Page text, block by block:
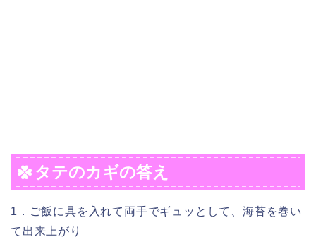
タテのカギの答え
1．ご飯に具を入れて両手でギュッとして、海苔を巻い
て出来上がり